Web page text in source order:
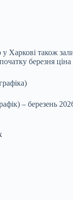
Харкові також
березня ціна
– березень